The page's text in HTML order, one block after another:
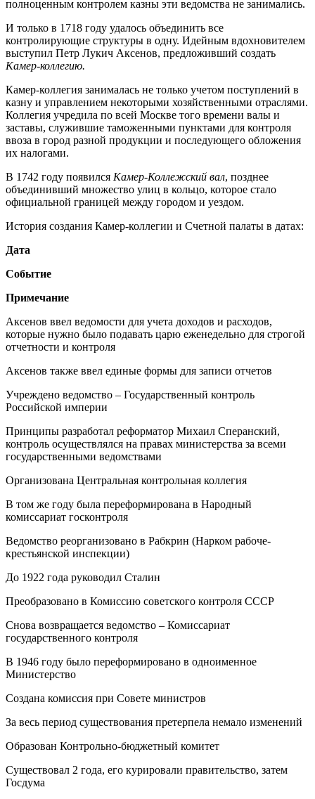
полноценным контролем казны эти ведомства не занимались.
И только в 1718 году удалось объединить все
контролирующие структуры в одну. Идейным вдохновителем
выступил Петр Лукич Аксенов, предложивший создать
Камер-коллегию.
Камер-коллегия занималась не только учетом поступлений в
казну и управлением некоторыми хозяйственными отраслями.
Коллегия учредила по всей Москве того времени валы и
заставы, служившие таможенными пунктами для контроля
ввоза в город разной продукции и последующего обложения
их налогами.
В 1742 году появился Камер-Коллежский вал, позднее
объединивший множество улиц в кольцо, которое стало
официальной границей между городом и уездом.
История создания Камер-коллегии и Счетной палаты в датах:
Дата
Событие
Примечание
Аксенов ввел ведомости для учета доходов и расходов,
которые нужно было подавать царю еженедельно для строгой
отчетности и контроля
Аксенов также ввел единые формы для записи отчетов
Учреждено ведомство – Государственный контроль
Российской империи
Принципы разработал реформатор Михаил Сперанский,
контроль осуществлялся на правах министерства за всеми
государственными ведомствами
Организована Центральная контрольная коллегия
В том же году была переформирована в Народный
комиссариат госконтроля
Ведомство реорганизовано в Рабкрин (Нарком рабоче-
крестьянской инспекции)
До 1922 года руководил Сталин
Преобразовано в Комиссию советского контроля СССР
Снова возвращается ведомство – Комиссариат
государственного контроля
В 1946 году было переформировано в одноименное
Министерство
Создана комиссия при Совете министров
За весь период существования претерпела немало изменений
Образован Контрольно-бюджетный комитет
Существовал 2 года, его курировали правительство, затем
Госдума